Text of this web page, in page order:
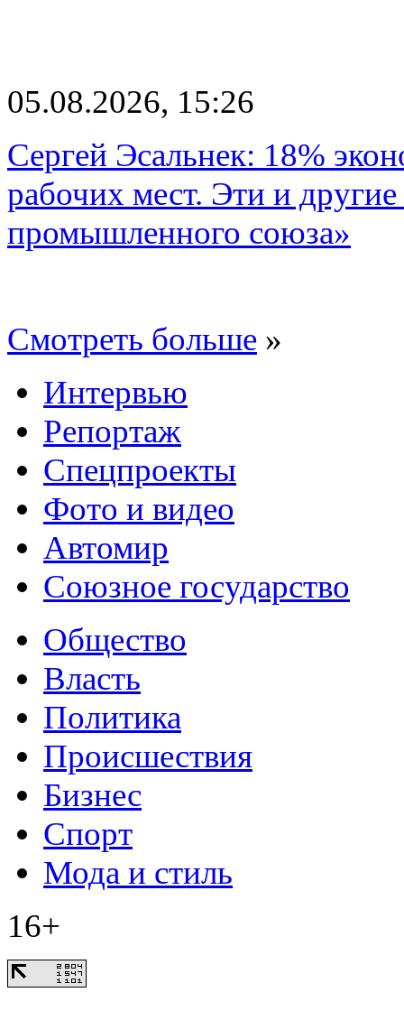
05.08.2026, 15:26
Сергей Эсальнек: 18%
рабочих мест. Эти и
промышленного союза»
Смотреть больше »
Интервью
Репортаж
Спецпроекты
Фото и видео
Автомир
Союзное государство
Общество
Власть
Политика
Происшествия
Бизнес
Спорт
Мода и стиль
16+